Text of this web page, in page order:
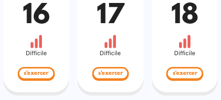
16
Difficile
s'exercer
17
Difficile
s'exercer
18
Difficile
s'exercer